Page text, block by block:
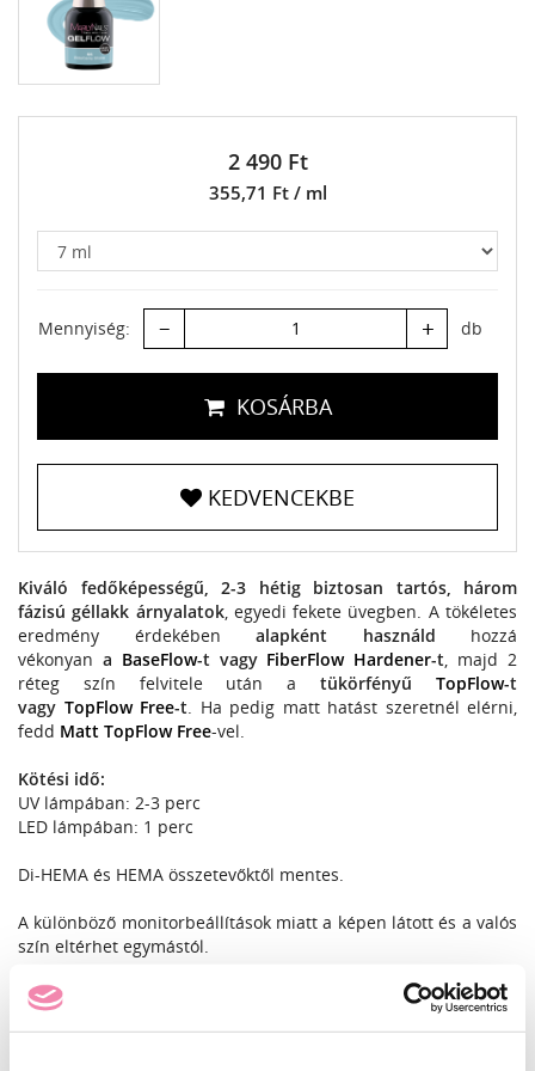
2 490 Ft
355,71 Ft / ml
Mennyiség: – + db
KOSÁRBA
KEDVENCEKBE
Kiváló fedőképességű, 2-3 hétig biztosan tartós, három
fázisú géllakk árnyalatok, egyedi fekete üvegben. A tökéletes
eredmény érdekében alapként használd hozzá
vékonyan a BaseFlow-t vagy FiberFlow Hardener-t , majd 2
réteg szín felvitele után atükörfényűTopFlow-t
vagy TopFlow Free-t . Ha pedig matt hatást szeretnél elérni,
fedd Matt TopFlow Free-vel.
Kötési idő:
UV lámpában: 2-3 perc
LED lámpában: 1 perc
Di-HEMA és HEMA összetevőktől mentes.
A különböző monitorbeállítások miatt a képen látott és a valós
szín eltérhet egymástól.